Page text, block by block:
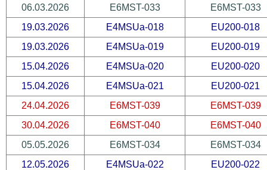
06.03.2026
E6MST-033
E6MST-033
19.03.2026
E4MSUa-018
EU200-018
19.03.2026
E4MSUa-019
EU200-019
15.04.2026
E4MSUa-020
EU200-020
15.04.2026
E4MSUa-021
EU200-021
24.04.2026
E6MST-039
E6MST-039
30.04.2026
E6MST-040
E6MST-040
05.05.2026
E6MST-034
E6MST-034
12.05.2026
E4MSUa-022
EU200-022